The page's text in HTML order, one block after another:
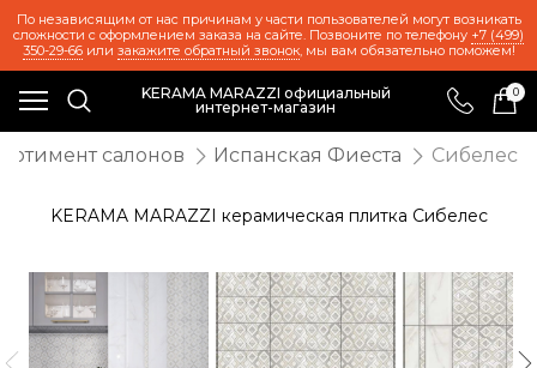
По независящим от нас причинам у части пользователей могут возникать
сложности с оформлением заказа на сайте. Позвоните по телефону +7 (499)
350-29-66или закажите обратный звонок, мы вам обязательно поможем!
KERAMA MARAZZI официальный
интернет-магазин
0
салонов Испанская Фиеста Сибелес
KERAMA MARAZZI керамическая плитка Сибелес